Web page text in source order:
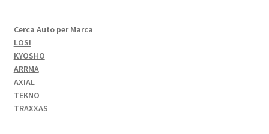
Cerca Auto per Marca
LOSI
KYOSHO
ARRMA
AXIAL
TEKNO
TRAXXAS